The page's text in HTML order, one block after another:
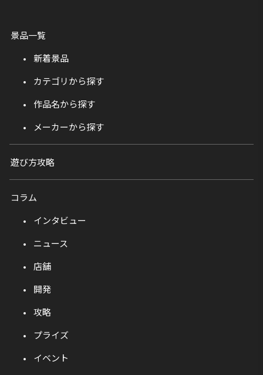
景品一覧
新着景品
カテゴリから探す
作品名から探す
メーカーから探す
遊び方攻略
コラム
インタビュー
ニュース
店舗
開発
攻略
プライズ
イベント